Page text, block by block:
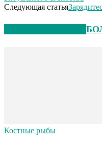
Следующая статья
Костные рыбы